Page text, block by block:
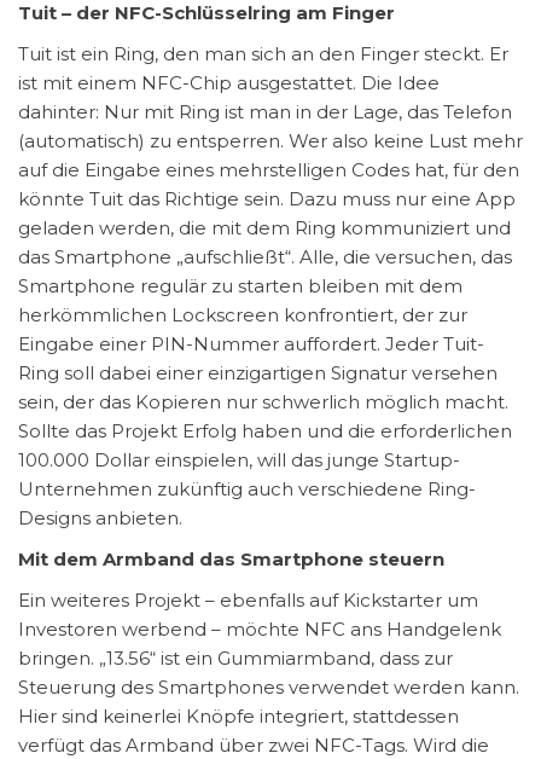
Tuit – der NFC-Schlüsselring am Finger
Tuit ist ein Ring, den man sich an den Finger steckt. Er
ist mit einem NFC-Chip ausgestattet. Die Idee
dahinter: Nur mit Ring ist man in der Lage, das Telefon
(automatisch) zu entsperren. Wer also keine Lust mehr
auf die Eingabe eines mehrstelligen Codes hat, für den
könnte Tuit das Richtige sein. Dazu muss nur eine App
geladen werden, die mit dem Ring kommuniziert und
das Smartphone „aufschließt“. Alle, die versuchen, das
Smartphone regulär zu starten bleiben mit dem
herkömmlichen Lockscreen konfrontiert, der zur
Eingabe einer PIN-Nummer auffordert. Jeder Tuit-
Ring soll dabei einer einzigartigen Signatur versehen
sein, der das Kopieren nur schwerlich möglich macht.
Sollte das Projekt Erfolg haben und die erforderlichen
100.000 Dollar einspielen, will das junge Startup-
Unternehmen zukünftig auch verschiedene Ring-
Designs anbieten.
Mit dem Armband das Smartphone steuern
Ein weiteres Projekt – ebenfalls auf Kickstarter um
Investoren werbend – möchte NFC ans Handgelenk
bringen. „13.56“ ist ein Gummiarmband, dass zur
Steuerung des Smartphones verwendet werden kann.
Hier sind keinerlei Knöpfe integriert, stattdessen
verfügt das Armband über zwei NFC-Tags. Wird die